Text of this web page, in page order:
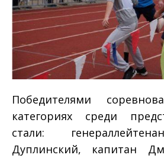
Победителями
категориях среди
стали:
Дуплинский, капитан